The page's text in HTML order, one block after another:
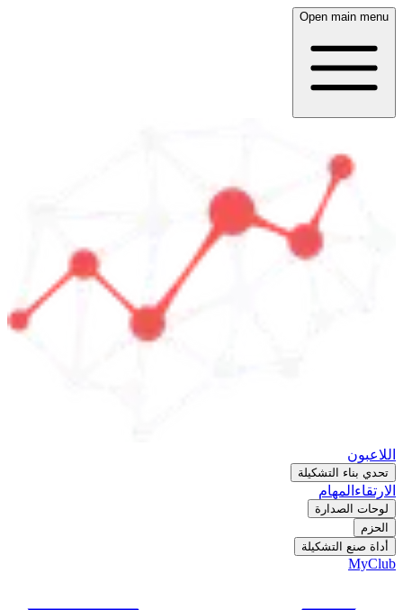
Open main menu
اللاعبون
تحدي بناء التشكيلة
الارتقاء المهام
لوحات الصدارة
الحزم
أداة صنع التشكيلة
MyClub